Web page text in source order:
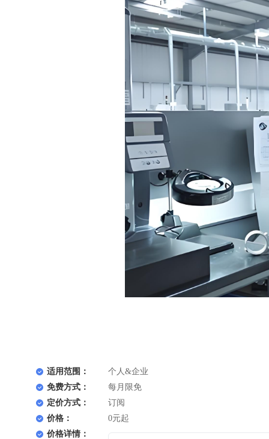
适用范围：
个人&企业
免费方式：
每月限免
定价方式：
订阅
价格：
0元起
价格详情：